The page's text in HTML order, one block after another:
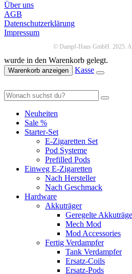
Über uns
AGB
Datenschutzerklärung
Impressum
© Dampf-Haus GmbH. 2025.
wurde in den Warenkorb gelegt.
Warenkorb anzeigen Kasse
Neuheiten
Sale %
Starter-Set
E-Zigaretten Set
Pod Systeme
Prefilled Pods
Einweg E-Zigaretten
Nach Hersteller
Nach Geschmack
Hardware
Akkuträger
Geregelte
Mech Mod
Mod Accessories
Fertig Verdampfer
Tank Verdampfer
Ersatz-Coils
Ersatz-Pods